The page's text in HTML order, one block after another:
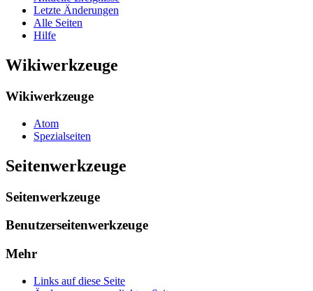
Letzte Änderungen
Alle Seiten
Hilfe
Wikiwerkzeuge
Wikiwerkzeuge
Atom
Spezialseiten
Seitenwerkzeuge
Seitenwerkzeuge
Benutzerseitenwerkzeuge
Mehr
Links auf diese Seite